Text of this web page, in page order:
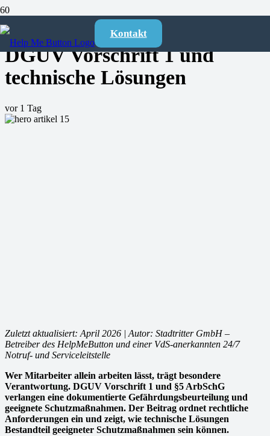
Kontakt
Alleinarbeit absichern 2026:
DGUV Vorschrift 1 und
technische Lösungen
vor 1 Tag
Zuletzt aktualisiert: April 2026 | Autor: Stadtritter GmbH –
Betreiber des HelpMeButton und einer VdS-anerkannten 24/7
Notruf- und Serviceleitstelle
Wer Mitarbeiter allein arbeiten lässt, trägt besondere
Verantwortung. DGUV Vorschrift 1 und §5 ArbSchG
verlangen eine dokumentierte Gefährdungsbeurteilung und
geeignete Schutzmaßnahmen. Der Beitrag ordnet rechtliche
Anforderungen ein und zeigt, wie technische Lösungen
Bestandteil geeigneter Schutzmaßnahmen sein können.